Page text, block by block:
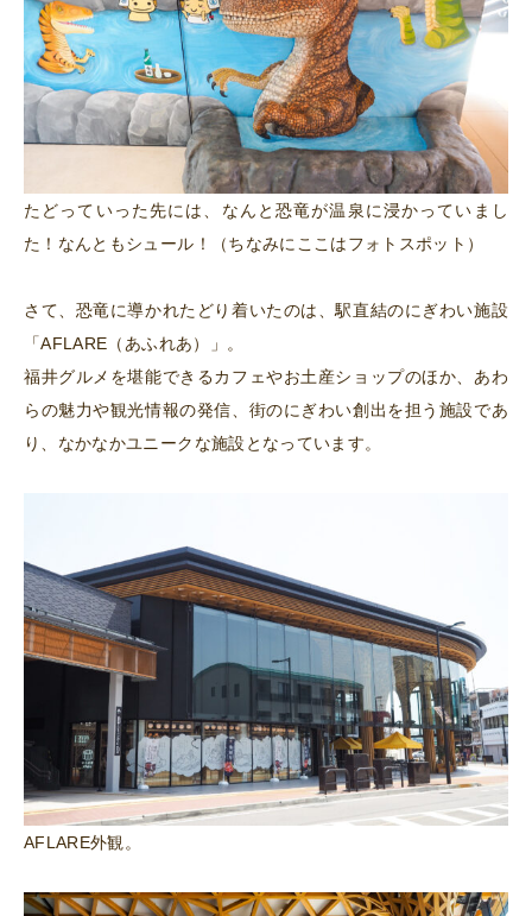
たどっていった先には、なんと恐竜が温泉に浸かっていまし
た！なんともシュール！（ちなみにここはフォトスポット）
さて、恐竜に導かれたどり着いたのは、駅直結のにぎわい施設
「AFLARE（あふれあ）」。
福井グルメを堪能できるカフェやお土産ショップのほか、あわ
らの魅力や観光情報の発信、街のにぎわい創出を担う施設であ
り、なかなかユニークな施設となっています。
AFLARE外観。